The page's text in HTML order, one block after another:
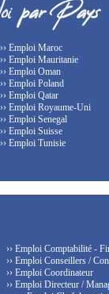
›› Emploi Maroc
›› Emploi Mauritanie
›› Emploi Oman
›› Emploi Poland
›› Emploi Qatar
›› Emploi Royaume-Uni
›› Emploi Senegal
›› Emploi Suisse
›› Emploi Tunisie
›› Emploi Comptabilité -
›› Emploi Conseillers /
›› Emploi Coordinateur
›› Emploi Directeur /